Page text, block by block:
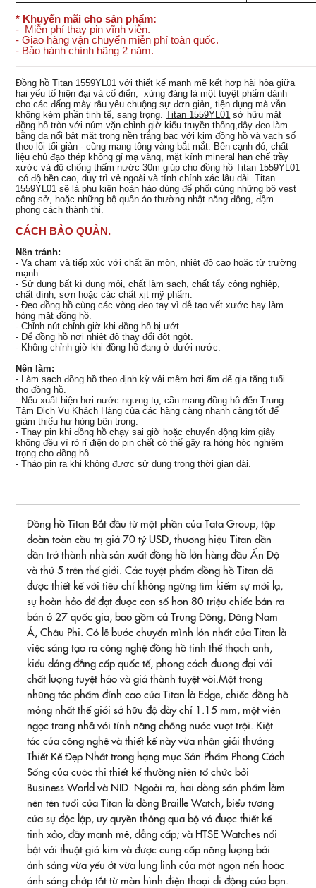
* Khuyến mãi cho sản phẩm:
- Miễn phí thay pin vĩnh viễn.
- Giao hàng vận chuyển miễn phí toàn quốc.
- Bảo hành chính hãng 2 năm.
Đồng hồ Titan 1559YL01 với thiết kế mạnh mẽ kết hợp hài hòa giữa
hai yếu tố hiện đại và cổ điển, xứng đáng là một tuyệt phẩm dành
cho các đấng mày râu yêu chuộng sự đơn giản, tiện dụng mà vẫn
không kém phần tinh tế, sang trọng.Titan 1559YL01 sở hữu mặt
đồng hồ tròn với núm vặn chỉnh giờ kiểu truyền thống,dây đeo làm
bằng da nổi bật mặt trong nền trắng bạc với kim đồng hồ và vạch số
theo lối tối giản - cũng mang tông vàng bắt mắt. Bên cạnh đó, chất
liệu chủ đạo thép không gỉ mạ vàng, mặt kính mineral hạn chế trầy
xước và độ chống thấm nước 30m giúp cho đồng hồ Titan 1559YL01
có độ bền cao, duy trì vẻ ngoài và tính chính xác lâu dài. Titan
1559YL01 sẽ là phụ kiện hoàn hảo dùng để phối cùng những bộ vest
công sở, hoặc những bộ quần áo thường nhật năng động, đậm
phong cách thành thị.
CÁCH BẢO QUẢN.
Nên tránh:
- Va chạm và tiếp xúc với chất ăn mòn, nhiệt độ cao hoặc từ trường
mạnh.
- Sử dụng bất kì dung môi, chất làm sạch, chất tẩy công nghiệp,
chất dính, sơn hoặc các chất xịt mỹ phẩm.
- Đeo đồng hồ cùng các vòng đeo tay vì dễ tạo vết xước hay làm
hỏng mặt đồng hồ.
- Chỉnh nút chỉnh giờ khi đồng hồ bị ướt.
- Để đồng hồ nơi nhiệt độ thay đổi đột ngột.
- Không chỉnh giờ khi đồng hồ đang ở dưới nước.
Nên làm:
- Làm sạch đồng hồ theo định kỳ vải mềm hơi ẩm để gia tăng tuổi
thọ đồng hồ.
- Nếu xuất hiện hơi nước ngưng tụ, cần mang đồng hồ đến Trung
Tâm Dịch Vụ Khách Hàng của các hãng càng nhanh càng tốt để
giảm thiểu hư hỏng bên trong.
- Thay pin khi đồng hồ chạy sai giờ hoặc chuyển động kim giây
không đều vì rò rỉ điện do pin chết có thể gây ra hỏng hóc nghiêm
trọng cho đồng hồ.
- Tháo pin ra khi không được sử dụng trong thời gian dài.
Đồng hồ Titan Bắt đầu từ một phần của Tata Group, tập
đoàn toàn cầu trị giá 70 tỷ USD, thương hiệu Titan dần
dần trở thành nhà sản xuất đồng hồ lớn hàng đầu Ấn Độ
và thứ 5 trên thế giới. Các tuyệt phẩm đồng hồ Titan đã
được thiết kế với tiêu chí không ngừng tìm kiếm sự mới lạ,
sự hoàn hảo để đạt được con số hơn 80 triệu chiếc bán ra
bán ở 27 quốc gia, bao gồm cả Trung Đông, Đông Nam
Á, Châu Phi. Có lẽ bước chuyển mình lớn nhất của Titan là
việc sáng tạo ra công nghệ đồng hồ tinh thể thạch anh,
kiểu dáng đẳng cấp quốc tế, phong cách đương đại với
chất lượng tuyệt hảo và giá thành tuyệt vời.Một trong
những tác phẩm đỉnh cao của Titan là Edge, chiếc đồng hồ
mỏng nhất thế giới sở hữu độ dày chỉ 1.15 mm, một viên
ngọc trang nhã với tính năng chống nước vượt trội. Kiệt
tác của công nghệ và thiết kế này vừa nhận giải thưởng
Thiết Kế Đẹp Nhất trong hạng mục Sản Phẩm Phong Cách
Sống của cuộc thi thiết kế thường niên tổ chức bởi
Business World và NID. Ngoài ra, hai dòng sản phẩm làm
nên tên tuổi của Titan là dòng Braille Watch, biểu tượng
của sự độc lập, uy quyền thông qua bộ vỏ được thiết kế
tinh xảo, đầy mạnh mẽ, đẳng cấp; và HTSE Watches nổi
bật với thuật giả kim và được cung cấp năng lượng bởi
ánh sáng vừa yếu ớt vừa lung linh của một ngọn nến hoặc
ánh sáng chớp tắt từ màn hình điện thoại di động của bạn.